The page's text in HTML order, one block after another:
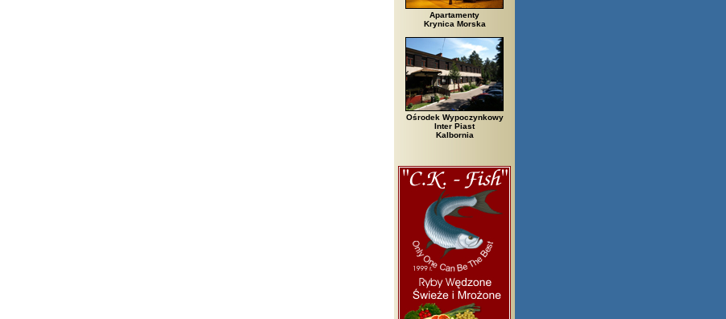
Arłamów, Augustów, Babice Stare, Bachanowo, Barczewo, Bardo, Białobrzegi, Białowieża, Bielsko Biała, Biały Bór, Biały Dunajec, Białystok,
Apartamenty
Krynica Morska
Ośrodek Wypoczynkowy
Inter Piast
Kalbornia